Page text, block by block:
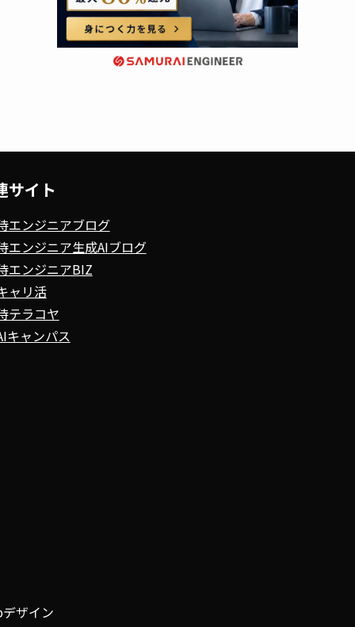
サイト
エンジニアブログ
エンジニア生成AIブログ
エンジニアBIZ
ャリ活
テラコヤ
キャンパス
ザイン